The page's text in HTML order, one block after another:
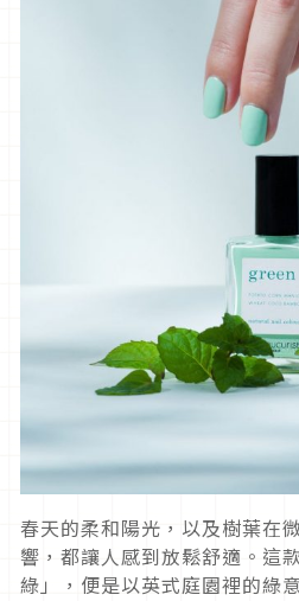
春天的柔和陽光，以及樹葉在
響，都讓人感到放鬆舒適。這
綠」，便是以英式庭園裡的綠